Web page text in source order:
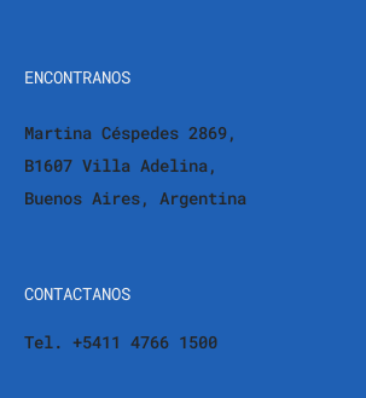
ENCONTRANOS
Martina Céspedes 2869,
B1607 Villa Adelina,
Buenos Aires, Argentina
CONTACTANOS
Tel. +5411 4766 1500